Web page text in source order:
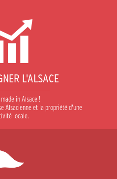
L'ALSACE
in Alsace !
Alsacienne et la propriété d’une
locale.